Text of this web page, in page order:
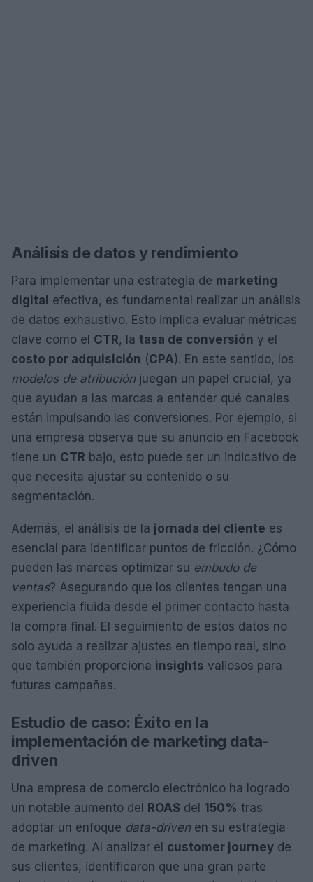
Análisis de datos y rendimiento
Para implementar una estrategia de marketing
digital efectiva, es fundamental realizar un análisis
de datos exhaustivo. Esto implica evaluar métricas
clave como el CTR, la tasa de conversión y el
costo por adquisición (CPA). En este sentido, los
modelos de atribución juegan un papel crucial, ya
que ayudan a las marcas a entender qué canales
están impulsando las conversiones. Por ejemplo, si
una empresa observa que su anuncio en Facebook
tiene un CTR bajo, esto puede ser un indicativo de
que necesita ajustar su contenido o su
segmentación.
Además, el análisis de la jornada del cliente es
esencial para identificar puntos de fricción. ¿Cómo
pueden las marcas optimizar su embudo de
ventas? Asegurando que los clientes tengan una
experiencia fluida desde el primer contacto hasta
la compra final. El seguimiento de estos datos no
solo ayuda a realizar ajustes en tiempo real, sino
que también proporciona insights valiosos para
futuras campañas.
Estudio de caso: Éxito en la
implementación de marketing data-
driven
Una empresa de comercio electrónico ha logrado
un notable aumento del ROAS del 150% tras
adoptar un enfoque data-driven en su estrategia
de marketing. Al analizar el customer journey de
sus clientes, identificaron que una gran parte